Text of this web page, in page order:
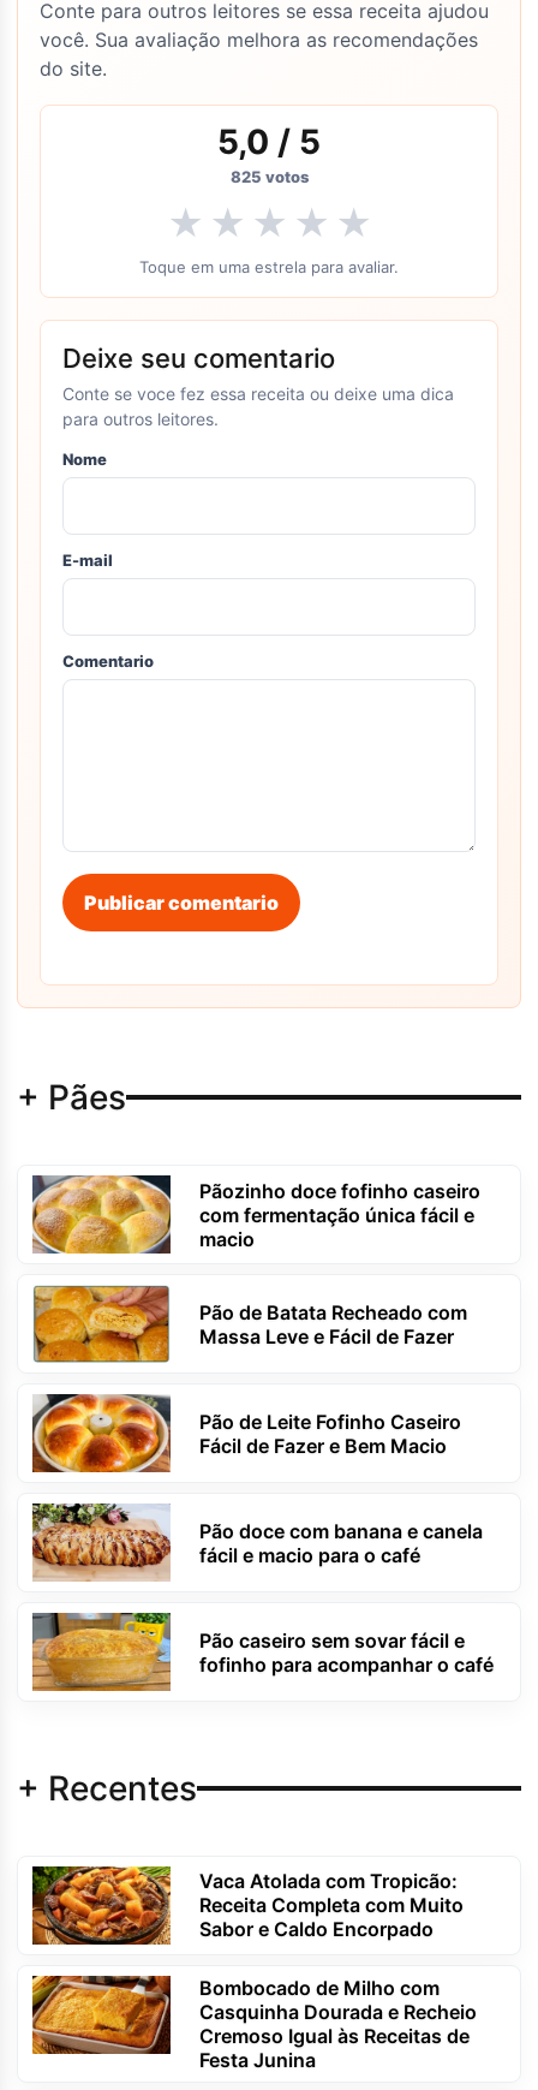
Conte para outros leitores se essa receita ajudou
você. Sua avaliação melhora as recomendações
do site.
5,0 / 5
825 votos
★ ★ ★ ★ ★
Toque em uma estrela para avaliar.
Deixe seu comentario
Conte se voce fez essa receita ou deixe uma dica
para outros leitores.
Nome
E-mail
Comentario
Publicar comentario
+ Pães
Pãozinho doce fofinho caseiro
com fermentação única fácil e
macio
Pão de Batata Recheado com
Massa Leve e Fácil de Fazer
Pão de Leite Fofinho Caseiro
Fácil de Fazer e Bem Macio
Pão doce com banana e canela
fácil e macio para o café
Pão caseiro sem sovar fácil e
fofinho para acompanhar o café
+ Recentes
Vaca Atolada com Tropicão:
Receita Completa com Muito
Sabor e Caldo Encorpado
Bombocado de Milho com
Casquinha Dourada e Recheio
Cremoso Igual às Receitas de
Festa Junina